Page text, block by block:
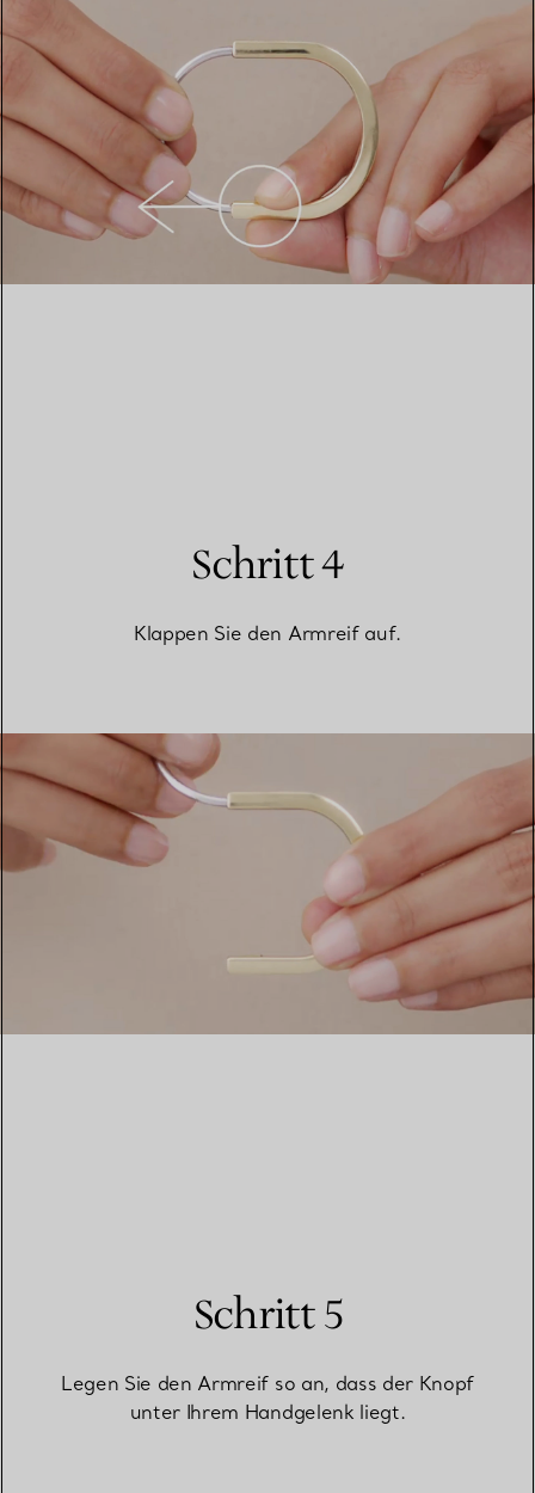
Schritt 4
Klappen Sie den Armreif auf.
Schritt 5
Legen Sie den Armreif so an, dass der Knopf
unter Ihrem Handgelenk liegt.